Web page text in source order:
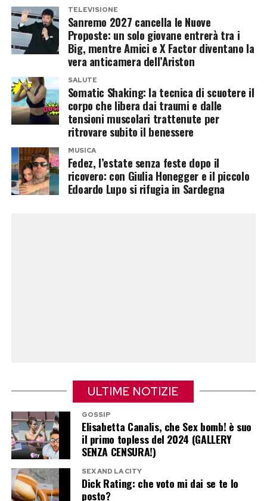
Post Views: 597
TELEVISIONE
Sanremo 2027 cancella le Nuove
Proposte: un solo giovane entrerà tra i
Big, mentre Amici e X Factor diventano la
vera anticamera dell’Ariston
SALUTE
Somatic Shaking: la tecnica di scuotere il
corpo che libera dai traumi e dalle
tensioni muscolari trattenute per
ritrovare subito il benessere
MUSICA
Fedez, l’estate senza feste dopo il
ricovero: con Giulia Honegger e il piccolo
Edoardo Lupo si rifugia in Sardegna
ULTIME NOTIZIE
GOSSIP
Elisabetta Canalis, che Sex bomb! è suo
il primo topless del 2024 (GALLERY
SENZA CENSURA!)
SEX AND LA CITY
Dick Rating: che voto mi dai se te lo
posto?